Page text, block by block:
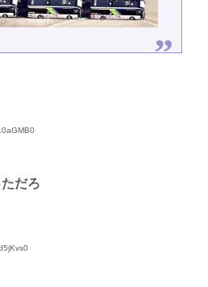
だろ